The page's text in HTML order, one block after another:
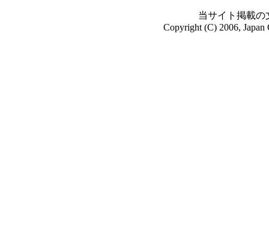
当サイト掲載の
Copyright (C) 2006, Japan